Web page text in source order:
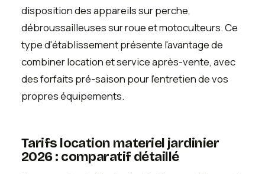
disposition des appareils sur perche,
débroussailleuses sur roue et motoculteurs. Ce
type d'établissement présente l'avantage de
combiner location et service après-vente, avec
des forfaits pré-saison pour l'entretien de vos
propres équipements.
Tarifs location materiel jardinier
2026 : comparatif détaillé